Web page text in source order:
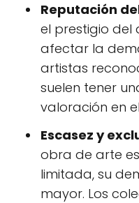
Reputación
el prestigio del
afectar la
artistas
suelen tener
valoración en
Escasez y
obra de arte
limitada, su
mayor. Los